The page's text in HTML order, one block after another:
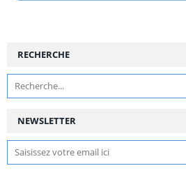
NEWSLETTER
RECHERCHE